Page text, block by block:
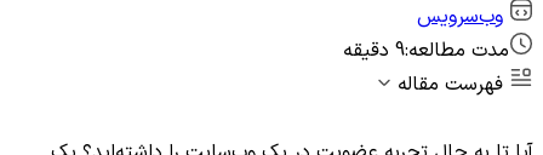
وب‌سرویس
مدت مطالعه:9 دقیقه
فهرست مقاله